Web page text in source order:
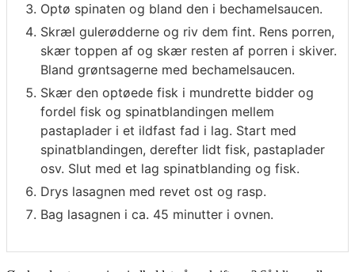
Optø spinaten og bland den i bechamelsaucen.
Skræl gulerødderne og riv dem fint. Rens porren,
skær toppen af og skær resten af porren i skiver.
Bland grøntsagerne med bechamelsaucen.
Skær den optøede fisk i mundrette bidder og
fordel fisk og spinatblandingen mellem
pastaplader i et ildfast fad i lag. Start med
spinatblandingen, derefter lidt fisk, pastaplader
osv. Slut med et lag spinatblanding og fisk.
Drys lasagnen med revet ost og rasp.
Bag lasagnen i ca. 45 minutter i ovnen.